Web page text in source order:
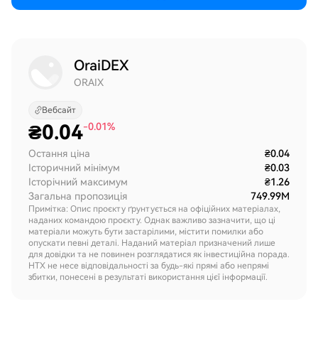
OraiDEX
ORAIX
Вебсайт
₴0.04-0.01%
Остання ціна
₴0.04
Історичний мінімум
₴0.03
Історічний максимум
₴1.26
Загальна пропозиція
749.99M
Примітка: Опис проєкту ґрунтується на офіційних матеріалах,
наданих командою проєкту. Однак важливо зазначити, що ці
матеріали можуть бути застарілими, містити помилки або
опускати певні деталі. Наданий матеріал призначений лише
для довідки та не повинен розглядатися як інвестиційна порада.
HTX не несе відповідальності за будь-які прямі або непрямі
збитки, понесені в результаті використання цієї інформації.